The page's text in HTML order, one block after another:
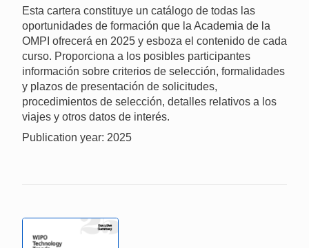
Esta cartera constituye un catálogo de todas las
oportunidades de formación que la Academia de la
OMPI ofrecerá en 2025 y esboza el contenido de cada
curso. Proporciona a los posibles participantes
información sobre criterios de selección, formalidades
y plazos de presentación de solicitudes,
procedimientos de selección, detalles relativos a los
viajes y otros datos de interés.
Publication year: 2025